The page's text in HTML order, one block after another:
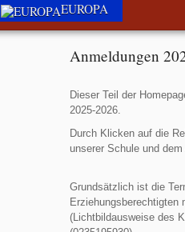
EUROPA
Anmeldungen
Dieser Teil der
2025-2026.
Durch Klicken auf die
unserer Schule und dem
Grundsätzlich ist die
Erziehungsberechtigten
(Lichtbildausweise des